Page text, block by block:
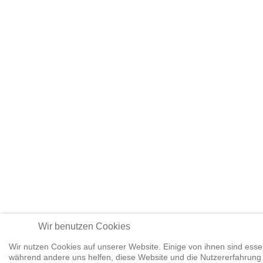
Wir benutzen Cookies
Wir nutzen Cookies auf unserer Website. Einige von ihnen sind
während andere uns helfen, diese Website und die